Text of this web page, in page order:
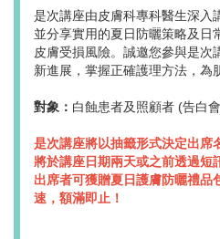
是次講座由皮膚科專科醫生深入
並分享實用的夏日防曬策略及日
皮膚受損風險。誠邀您參與是次
新進展，掌握正確護理方法，為
對象： 白蝕患者及照顧者 (告白
是次講座將以抽籤形式決定出席
將於講座日期兩天或之前透過短
出席者可獲贈夏日護膚防曬禮品
速，額滿即止！